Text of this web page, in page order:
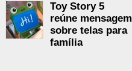
Toy Story 5
reúne mensagem
sobre telas para
família